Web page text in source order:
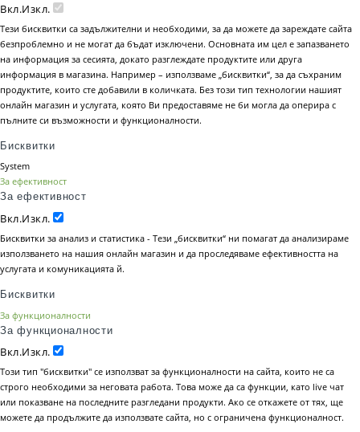
Вкл.Изкл.
Тези бисквитки са задължителни и необходими, за да можете да зареждате сайта
безпроблемно и не могат да бъдат изключени. Основната им цел е запазването
на информация за сесията, докато разглеждате продуктите или друга
информация в магазина. Например – използваме „бисквитки“, за да съхраним
продуктите, които сте добавили в количката. Без този тип технологии нашият
онлайн магазин и услугата, която Ви предоставяме не би могла да оперира с
пълните си възможности и функционалности.
Бисквитки
System
За ефективност
За ефективност
Вкл.Изкл.
Бисквитки за анализ и статистика - Тези „бисквитки“ ни помагат да анализираме
използването на нашия онлайн магазин и да проследяваме ефективността на
услугата и комуникацията й.
Бисквитки
За функционалности
За функционалности
Вкл.Изкл.
Този тип "бисквитки" се използват за функционалности на сайта, които не са
строго необходими за неговата работа. Това може да са функции, като live чат
или показване на последните разгледани продукти. Ако се откажете от тях, ще
можете да продължите да използвате сайта, но с ограничена функционалност.